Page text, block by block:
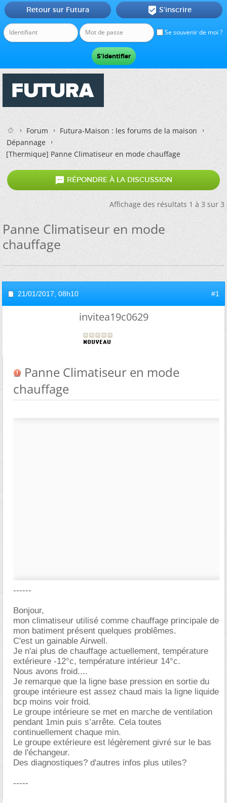
Se souvenir de moi ?
Retour sur Futura  S'inscrire
Forum
Futura-Maison : les forums de la maison
Dépannage
[Thermique]Panne Climatiseur en mode chauffage
 RÉPONDRE À LA DISCUSSION
Affichage des résultats 1 à 3 sur 3
Panne Climatiseur en mode
chauffage
21/01/2017, 08h10 #1
invitea19c0629
Panne Climatiseur en mode
chauffage
------
Bonjour,
mon climatiseur utilisé comme chauffage principale de
mon batiment présent quelques problêmes.
C'est un gainable Airwell.
Je n'ai plus de chauffage actuellement, température
extérieure -12°c, température intérieur 14°c.
Nous avons froid....
Je remarque que la ligne base pression en sortie du
groupe intérieure est assez chaud mais la ligne liquide
bcp moins voir froid.
Le groupe intérieure se met en marche de ventilation
pendant 1min puis s’arrête. Cela toutes
continuellement chaque min.
Le groupe extérieure est légèrement givré sur le bas
de l'échangeur.
Des diagnostiques? d'autres infos plus utiles?
-----